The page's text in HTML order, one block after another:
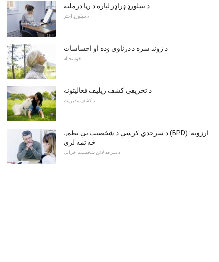
د بیپلورډ ډراډر لپاره د رڼا درملنه
د بیپلورډ اختر
د ژوند سره د درناوي وده او احساسات
خوشحاله
د تخریقي کشف ریلیف فعالیتونه
د کشف مدیریت
د سرحدي کرښې د شخصیت بې نظمۍ (BPD) ارزونه:
څه تمه لري
د سرحد لائن شخصیت خرابی